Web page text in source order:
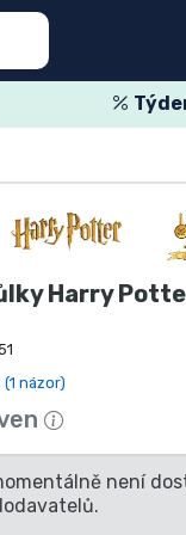
Harry
(1 názor)
není